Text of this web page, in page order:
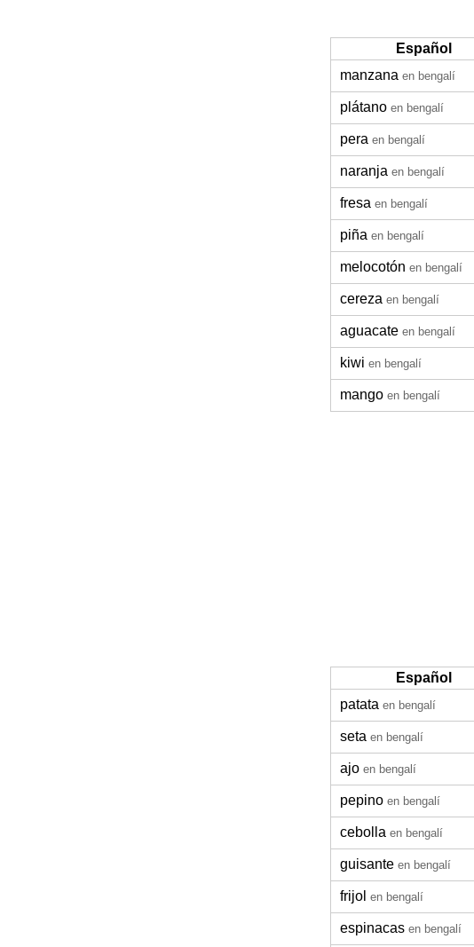
Español
manzana en bengalí
plátano en bengalí
pera en bengalí
naranja en bengalí
fresa en bengalí
piña en bengalí
melocotón en bengalí
cereza en bengalí
aguacate en bengalí
kiwi en bengalí
mango en bengalí
Español
patata en bengalí
seta en bengalí
ajo en bengalí
pepino en bengalí
cebolla en bengalí
guisante en bengalí
frijol en bengalí
espinacas en bengalí